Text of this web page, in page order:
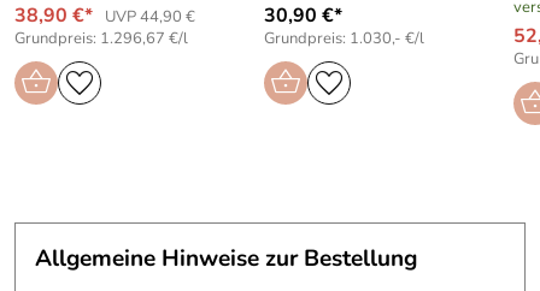
38,90 €*
UVP 44,90 €
Grundpreis: 1.296,67 €/l
30,90 €*
Grundpreis: 1.030,- €/l
Allgemeine Hinweise zur Bestellung